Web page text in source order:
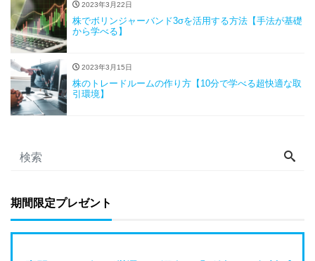
2023年3月22日
株でボリンジャーバンド3σを活用する方法【手法が基礎
から学べる】
2023年3月15日
株のトレードルームの作り方【10分で学べる超快適な取
引環境】
期間限定プレゼント